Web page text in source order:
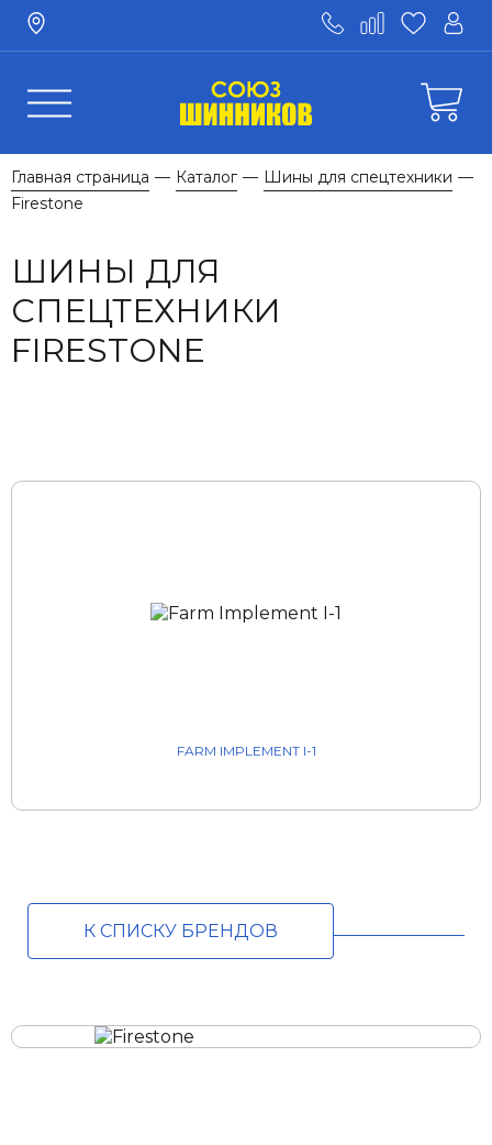
Главная страница — Каталог — Шины для спецтехники —
Firestone
ШИНЫ ДЛЯ
СПЕЦТЕХНИКИ
FIRESTONE
FARM IMPLEMENT I-1
К СПИСКУ БРЕНДОВ